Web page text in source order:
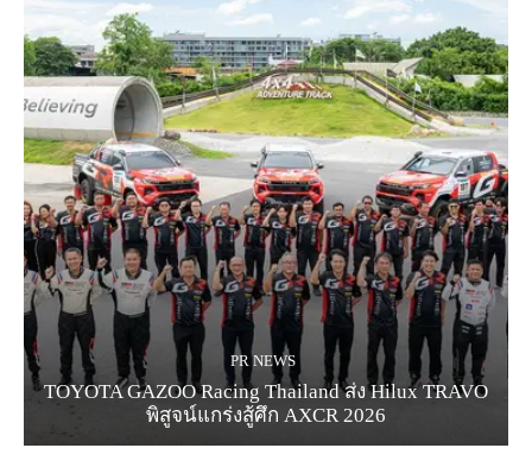
PR NEWS
TOYOTA GAZOO Racing Thailand ส่ง Hilux TRAVO
พิสูจน์แกร่งสู้ศึก AXCR 2026